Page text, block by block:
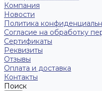
Компания
Новости
Политика
Согласие на обработку
Сертификаты
Реквизиты
Отзывы
Оплата и доставка
Контакты
Поиск